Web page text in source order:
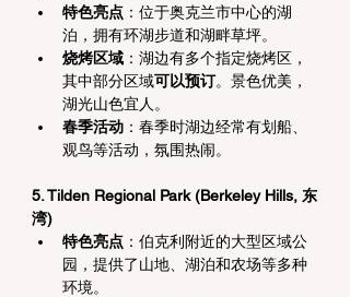
特色亮点 ：位于奥克兰市中心的湖
泊，拥有环湖步道和湖畔草坪。
烧烤区域 ：湖边有多个指定烧烤区，
其中部分区域可以预订。景色优美，
湖光山色宜人。
春季活动 ：春季时湖边经常有划船、
观鸟等活动，氛围热闹。
5. Tilden Regional Park (Berkeley Hills, 东
湾)
特色亮点 ：伯克利附近的大型区域公
园，提供了山地、湖泊和农场等多种
环境。